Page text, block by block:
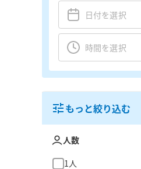
もっと絞り込む
人数
1人